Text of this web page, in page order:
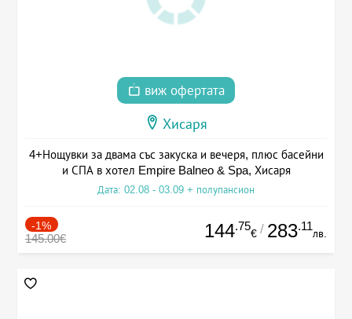
виж офертата
Хисаря
4+Нощувки за двама със закуска и вечеря, плюс басейни
и СПА в хотел Empire Balneo & Spa, Хисаря
Дата: 02.08 - 03.09 + полупансион
-1%
145.00€ 144.75
€ / 283.11
лв.